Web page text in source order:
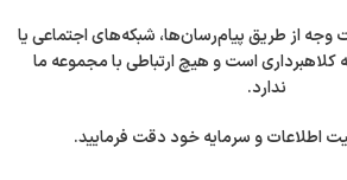
از طریق پیام‌رسان‌ها، شبکه‌های اجتماعی یا
کلاهبرداری است و هیچ ارتباطی با مجموعه ما
ندارد.
اطلاعات و سرمایه خود دقت فرمایید.